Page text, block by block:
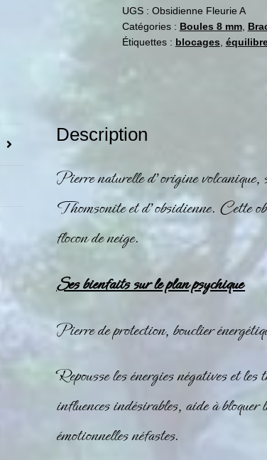
UGS : Obsidienne Fleurie A
Catégories : Boules 8 mm,
Étiquettes : blocages,
Description
Pierre naturelle d’originevolcanique,
Thomsonite et d’obsidienne. Cette
flocon de neige.
Ses bienfaits sur le plan psychique
Pierre de protection, bouclier
Repousse les énergies négatives et
influences indésirables, aide à bloquer
émotionnelles néfastes.